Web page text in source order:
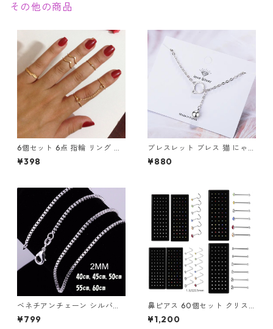
その他の商品
6個セット 6点 指輪 リング チ
ェーン Cリング 調整可 ゴール
ド シルバー
¥398
ブレスレット ブレス 猫 にゃん
こ 鈴 ネコに鈴 チェーン 華奢
猫の顔 CAT フェイス 可愛い
¥880
ベネチアンチェーン シルバー
925 ネックレス 2mm ユニセ
ックス アクセ レディース メン
¥799
鼻ピアス 60個セット クリス
タル ストレート L字型 スクリ
ュー 3種類 ジュエル 鼻ピ ボデ
¥1,200